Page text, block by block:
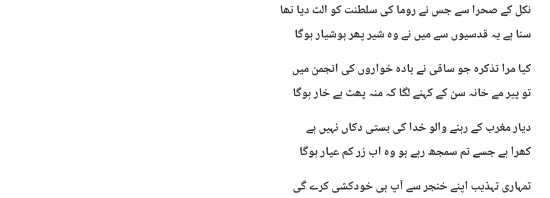
نکل کے صحرا سے جس نے روما کی سلطنت کو الٹ دیا تھا
سنا ہے یہ قدسیوں سے میں نے وہ شیر پھر ہوشیار ہوگا
کیا مرا تذکرہ جو ساقی نے بادہ خواروں کی انجمن میں
تو پیر مے خانہ سن کے کہنے لگا کہ منہ پھٹ ہے خار ہوگا
دیار مغرب کے رہنے والو خدا کی بستی دکاں نہیں ہے
کھرا ہے جسے تم سمجھ رہے ہو وہ اب زر کم عیار ہوگا
تمہاری تہذیب اپنے خنجر سے آپ ہی خودکشی کرے گی